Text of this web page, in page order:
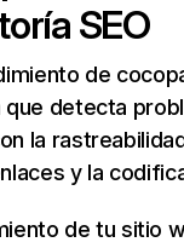
SEO
de
que detecta
la
y la
de tu sitio